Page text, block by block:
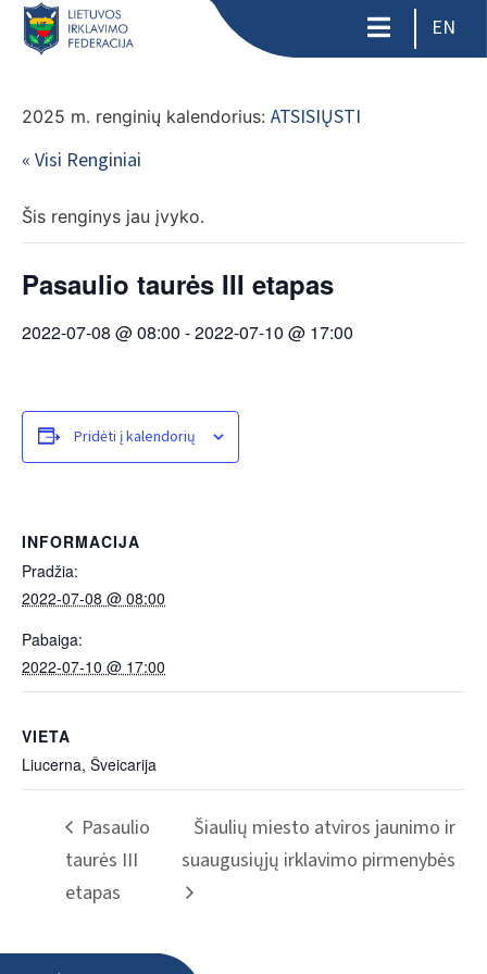
EN
2025 m. renginių kalendorius: ATSISIŲSTI
« Visi Renginiai
Šis renginys jau įvyko.
Pasaulio taurės III etapas
2022-07-08 @ 08:00 -2022-07-10 @ 17:00
Pridėti į kalendorių
INFORMACIJA
Pradžia:
2022-07-08 @ 08:00
Pabaiga:
2022-07-10 @ 17:00
VIETA
Liucerna, Šveicarija
Pasaulio
taurės III
etapas
Šiaulių miesto atviros jaunimo ir
suaugusiųjų irklavimo pirmenybės